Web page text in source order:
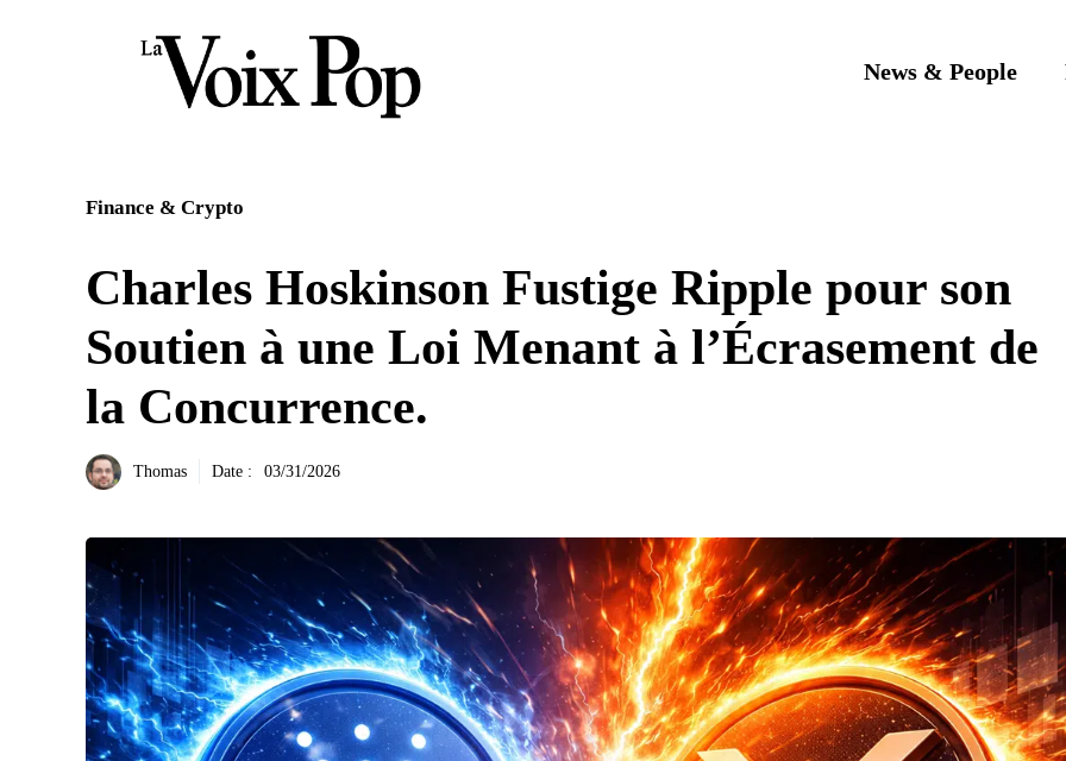
News & People
Finance & Crypto
Charles Hoskinson Fustige Ripple pour son
Soutien à une Loi Menant à l’Écrasement de
la Concurrence.
Thomas Date : 03/31/2026